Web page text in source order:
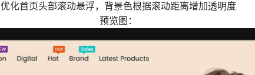
优化首页头部滚动悬浮，背景色根据滚动距离增加透明度
预览图：